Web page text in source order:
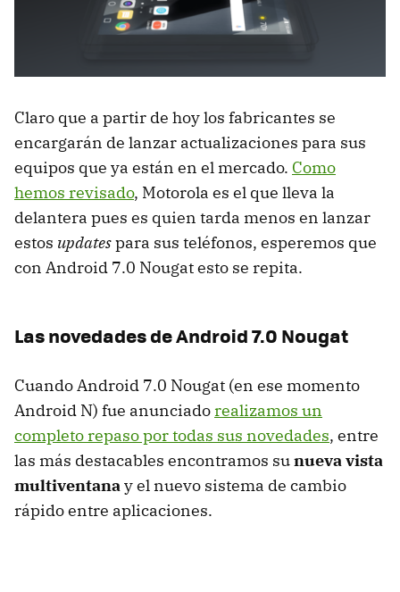
Claro que a partir de hoy los fabricantes se
encargarán de lanzar actualizaciones para sus
equipos que ya están en el mercado. Como
hemos revisado, Motorola es el que lleva la
delantera pues es quien tarda menos en lanzar
estos updatespara sus teléfonos, esperemos que
con Android 7.0 Nougat esto se repita.
Las novedades de Android 7.0 Nougat
Cuando Android 7.0 Nougat (en ese momento
Android N) fue anunciadorealizamos un
completo repaso por todas sus novedades, entre
las más destacables encontramos sunueva vista
multiventanay el nuevo sistema de cambio
rápido entre aplicaciones.